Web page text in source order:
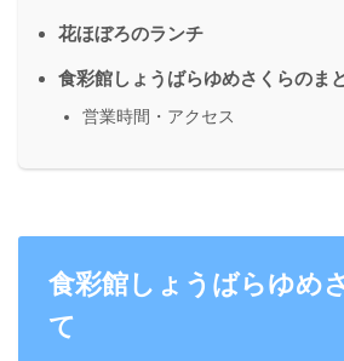
花ほぼろのランチ
食彩館しょうばらゆめさくらのま
営業時間・アクセス
食彩館しょうばらゆめ
て